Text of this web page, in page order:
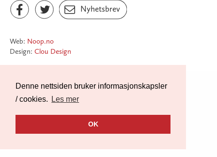
Denne nettsiden bruker informasjonskapsler
/ cookies.
Les mer
OK
Facebook
 Twitter
 Nyhetsbrev
 Nyhetsbrev
Web: Noop.no
Design: Clou Design